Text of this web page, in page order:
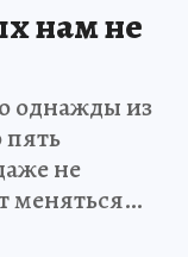
нам не
однажды из
пять
не
меняться…